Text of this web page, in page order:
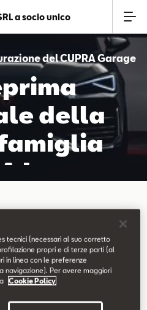
a socio unico
del CUPRA Garage
della
Leon.
tecnici (necessari al suo corretto
propri e di terze parti (al
in linea con le preferenze
navigazione). Per avere maggiori
Cookie Policy